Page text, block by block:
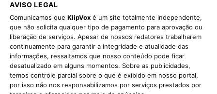
AVISO LEGAL
Comunicamos que KlipVox é um site totalmente independente,
que não solicita qualquer tipo de pagamento para aprovação ou
liberação de serviços. Apesar de nossos redatores trabalharem
continuamente para garantir a integridade e atualidade das
informações, ressaltamos que nosso conteúdo pode ficar
desatualizado em alguns momentos. Sobre as publicidades,
temos controle parcial sobre o que é exibido em nosso portal,
por isso não nos responsabilizamos por serviços prestados por